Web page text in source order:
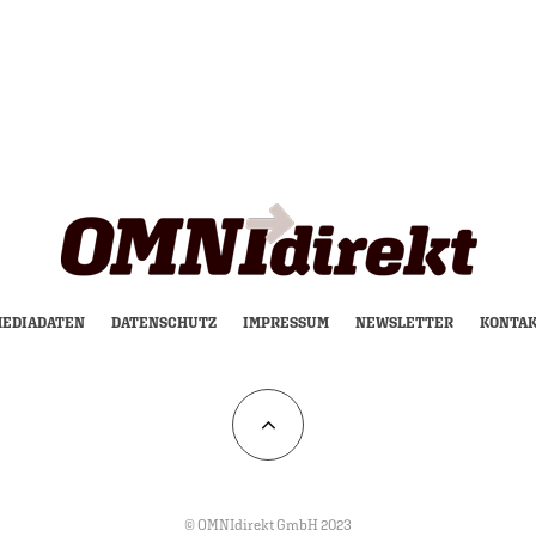
DATENSCHUTZ IMPRESSUM NEWSLETTER
© OMNIdirekt GmbH 2023